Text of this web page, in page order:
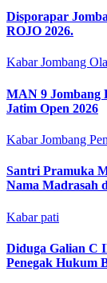
Disporapar
ROJO 2026.
Kabar Jombang
MAN 9 Jombang
Jatim Open 2026
Kabar Jombang
Santri Pramuka
Nama Madrasah
Kabar pati
Diduga Galian C
Penegak Hukum